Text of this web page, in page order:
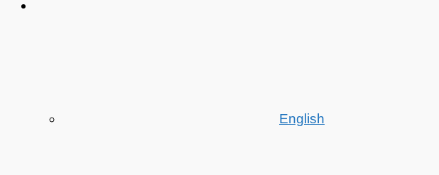
English